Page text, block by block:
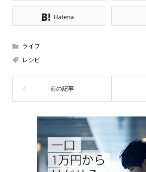
Hatena
ライフ
レシピ